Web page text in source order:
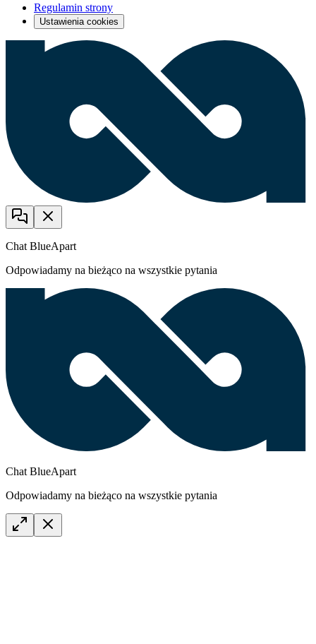
Regulamin strony
Ustawienia cookies
Chat BlueApart
Odpowiadamy na bieżąco na wszystkie pytania
Chat BlueApart
Odpowiadamy na bieżąco na wszystkie pytania